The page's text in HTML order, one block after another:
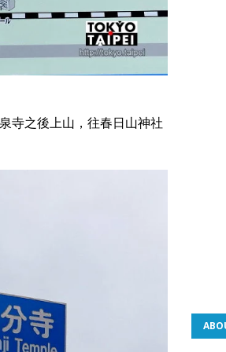
寺之後上山，往春日山神社